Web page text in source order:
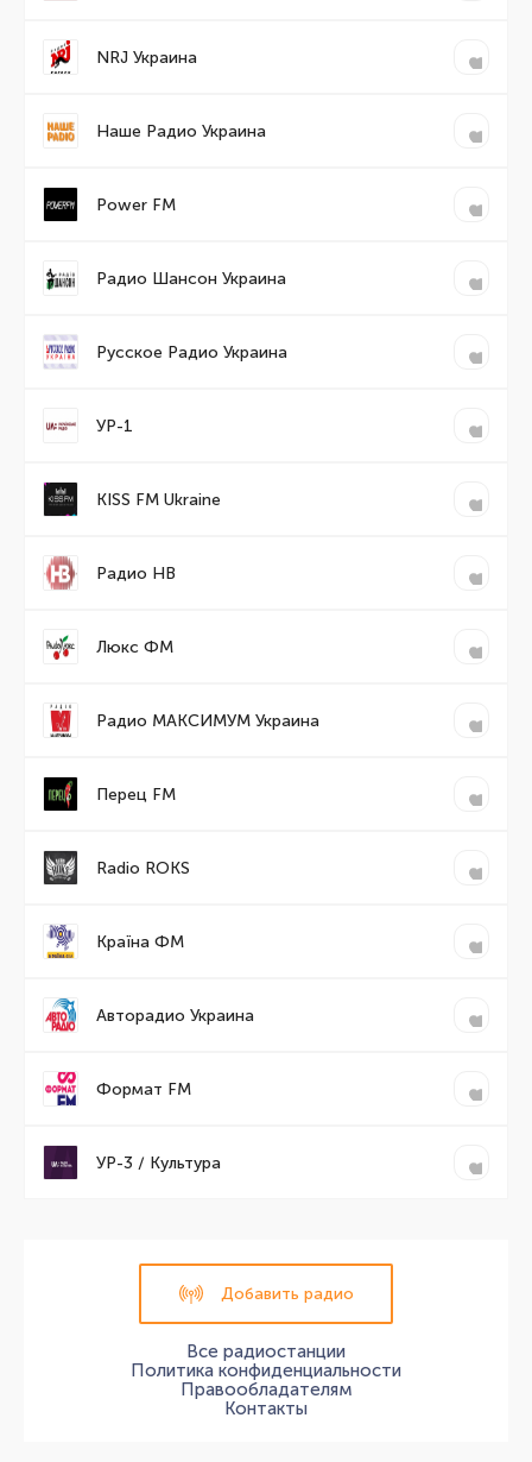
NRJ Украина
Наше Радио Украина
Power FM
Радио Шансон Украина
Русское Радио Украина
УР-1
KISS FM Ukraine
Радио НВ
Люкс ФМ
Радио МАКСИМУМ Украина
Перец FM
Radio ROKS
Країна ФМ
Авторадио Украина
Формат FM
УР-3 / Культура
Добавить радио
Все радиостанции
Политика конфиденциальности
Правообладателям
Контакты